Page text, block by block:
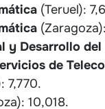
(Teruel):
y Desarrollo
de
7,770.
10,018.